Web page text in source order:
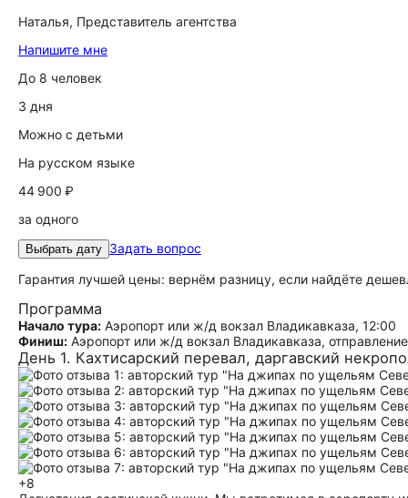
Наталья, Представитель агентства
Напишите мне
До 8 человек
3 дня
Можно с детьми
На русском языке
44 900 ₽
за одного
Выбрать дату Задать вопрос
Гарантия лучшей цены: вернём разницу, если найдёте
Программа
Начало тура: Аэропорт или ж/д вокзал Владикавказа, 12:00
Финиш: Аэропорт или ж/д вокзал Владикавказа,
День 1. Кахтисарский перевал, даргавский
+8